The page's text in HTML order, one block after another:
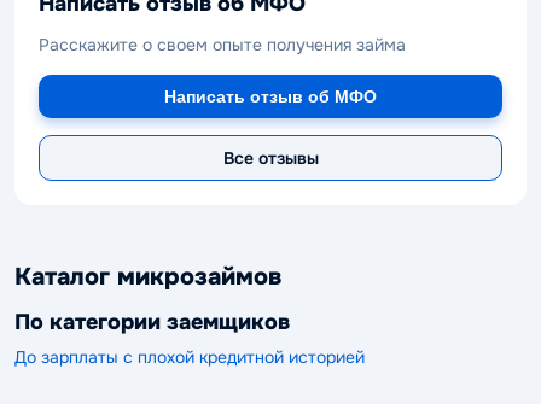
Расскажите о своем опыте получения займа
Написать отзыв об МФО
Все отзывы
Каталог микрозаймов
По категории заемщиков
До зарплаты с плохой кредитной историей